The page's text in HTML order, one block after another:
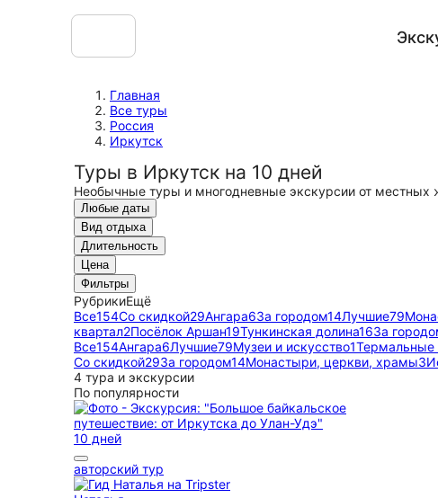
Главная
Все туры
Россия
Иркутск
Туры в Иркутск на 10 дней
Необычные туры и многодневные экскурсии от местных
Любые даты
Вид отдыха
Длительность
Цена
Фильтры
РубрикиЕщё
Все154Со скидкой29Ангара6За городом14Лучшие79
квартал2Посёлок Аршан19Тункинская долина16За
Все154Ангара6Лучшие79Музеи и искусство1Термальные
Со скидкой29За городом14Монастыри, церкви, храмы3
4 тура и экскурсии
По популярности
10 дней
авторский тур